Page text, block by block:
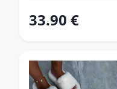
33.90 €